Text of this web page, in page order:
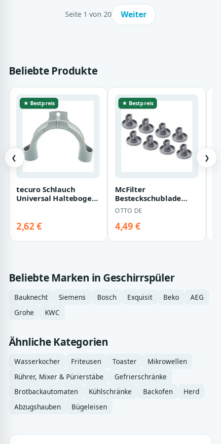
Seite 1 von 20 Weiter
Beliebte Produkte
❮
★ Bestpreis
tecuro Schlauch
Universal Haltebogen
2,62 €
★ Bestpreis
McFilter
Besteckschublade
Zubehör Korbrollen (8
Stück) Korb Rollen,
Zu…
OTTO DE
4,49 €
❯
Beliebte Marken in Geschirrspüler
Bauknecht Siemens Bosch Exquisit Beko
AEG
Grohe
KWC
Ähnliche Kategorien
Wasserkocher Friteusen Toaster
Mikrowellen
Rührer, Mixer & Pürierstäbe
Gefrierschränke
Brotbackautomaten
Kühlschränke Backofen
Herd
Abzugshauben
Bügeleisen